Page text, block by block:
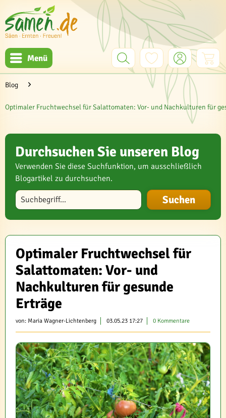
Menü
Blog
Optimaler Fruchtwechsel für Salattomaten: Vor- und Nachkulturen für
Durchsuchen Sie unseren Blog
Verwenden Sie diese Suchfunktion, um ausschließlich
Blogartikel zu durchsuchen.
Blog durchsuchen
Optimaler Fruchtwechsel für
Salattomaten: Vor- und
Nachkulturen für gesunde
Erträge
von: Maria Wagner-Lichtenberg 03.05.23 17:27 0 Kommentare